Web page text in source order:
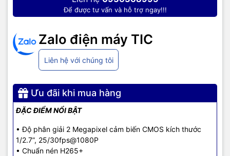
Để được tư vấn và hỗ trợ ngay!!!
Zalo điện máy TIC
Liên hệ với chúng tôi
Ưu đãi khi mua hàng
ĐẶC ĐIỂM NỔI BẬT
• Độ phân giải 2 Megapixel cảm biến CMOS kích thước
1/2.7”, 25/30fps@1080P
• Chuẩn nén H265+
- Xuất xứ: Trung Quốc.
– Nhà phân phối và cung cấp giải pháp công nghệ uy tín
Laptop, Máy tính PC, Máy chủ - Server
giám sát
Màn hình tương tác
Điện
máynhư tivi, tủ lạnh, máy giặt, máy hút ẩm... cùng nhiều thiết bị
hãng, giá tốt, dịch vụ chuyên nghiệp, đáp ứng tối đa nhu cầu của
doanh nghiệp cũng như gia đình và cá nhân.